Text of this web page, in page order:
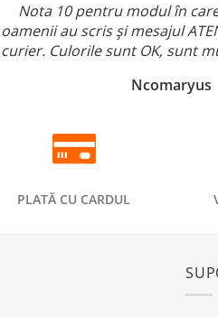
Nota 10 pentru modul în
oamenii au scris și mesajul
curier. Culorile sunt OK, sunt
Ncomaryus
PLATĂ CU CARDUL